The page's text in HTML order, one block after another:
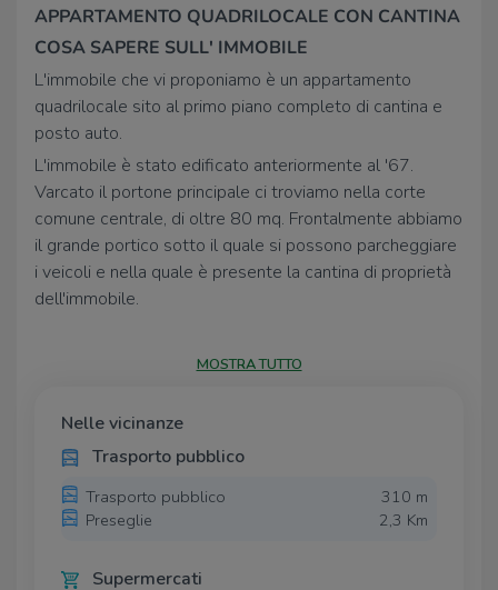
APPARTAMENTO QUADRILOCALE CON CANTINA
COSA SAPERE SULL' IMMOBILE
L'immobile che vi proponiamo è un appartamento
quadrilocale sito al primo piano completo di cantina e
posto auto.
L'immobile è stato edificato anteriormente al '67.
Varcato il portone principale ci troviamo nella corte
comune centrale, di oltre 80 mq. Frontalmente abbiamo
il grande portico sotto il quale si possono parcheggiare
i veicoli e nella quale è presente la cantina di proprietà
dell'immobile.
suddiviso: zona giorno con cucina separata dalla quale è
due stanze adibite a camere da letto matrimoniali,
sanitari in ceramica e vasca da bagno. L'immobile è
stato ristrutturato negli anni 90 in particolare è stato
rivisto l'impianto di riscaldamento e il tetto.
UBICAZIONE E CONTESTO
MOSTRA TUTTO
Nelle vicinanze
Trasporto pubblico
Trasporto pubblico
310 m
Preseglie
2,3 Km
Supermercati